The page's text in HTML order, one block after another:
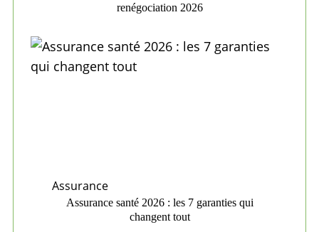
renégociation 2026
Assurance
Assurance santé 2026 : les 7 garanties qui
changent tout